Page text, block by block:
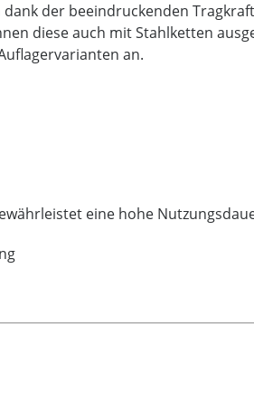
der beeindruckenden
diese auch mit Stahlketten
an.
eine hohe